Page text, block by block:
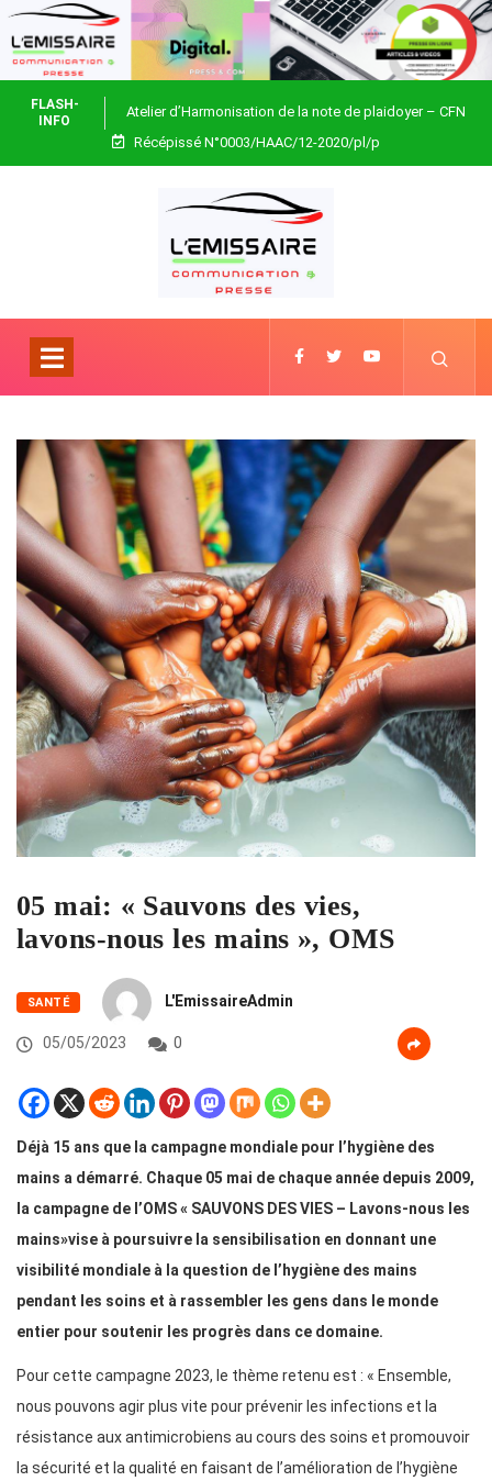
FLASH-
INFO
Atelier d’Harmonisation de la note de plaidoyer – CFN
Togo
Récépissé N°0003/HAAC/12-2020/pl/p
05 mai: « Sauvons des vies,
lavons-nous les mains », OMS
SANTÉ L'EmissaireAdmin
05/05/2023 0
Déjà 15 ans que la campagne mondiale pour l’hygiène des
mains a démarré. Chaque 05 mai de chaque année depuis 2009,
la campagne de l’OMS « SAUVONS DES VIES – Lavons-nous les
mains»vise à poursuivre la sensibilisation en donnant une
visibilité mondiale à la question de l’hygiène des mains
pendant les soins et à rassembler les gens dans le monde
entier pour soutenir les progrès dans ce domaine.
Pour cette campagne 2023, le thème retenu est : « Ensemble,
nous pouvons agir plus vite pour prévenir les infections et la
résistance aux antimicrobiens au cours des soins et promouvoir
la sécurité et la qualité en faisant de l’amélioration de l’hygiène